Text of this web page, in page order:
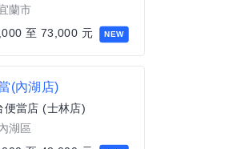
NEW
蘭市
至 73,000 元
(內湖店)
便當店 (士林店)
湖區